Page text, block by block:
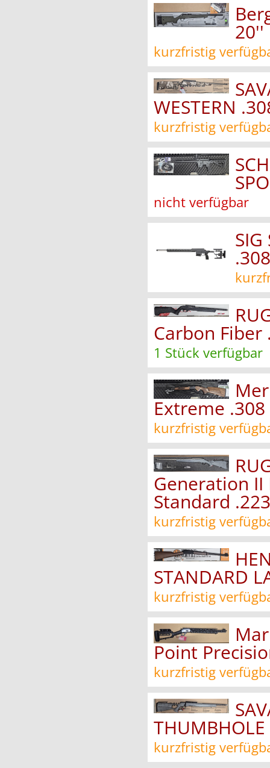
20''
kurzfristig
WESTERN
kurzfristig
nicht verfügbar
SIG
Carbon Fiber
1 Stück verfügbar
Extreme
kurzfristig
Generation II
Standard
kurzfristig
STANDARD
kurzfristig
Point
kurzfristig
kurzfristig